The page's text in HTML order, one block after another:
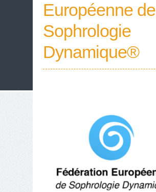
Européenne de
Sophrologie
Dynamique®